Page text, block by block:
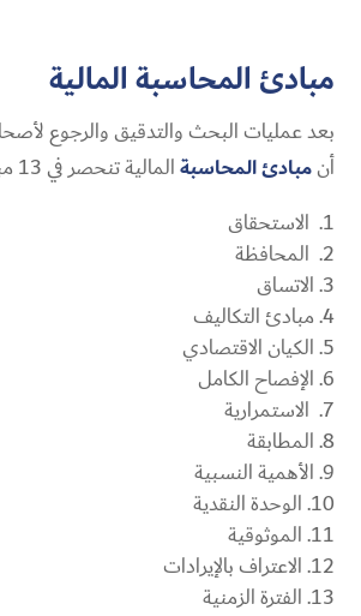
مبادئ المحاسبة المالية
بعد عمليات البحث والتدقيق والرجوع
أنمبادئ المحاسبةالمالية تنحصر في 13 مبدأ وهم:
الاستحقاق
المحافظة
الاتساق
مبادئ التكاليف
الكيان الاقتصادي
الإفصاح الكامل
الاستمرارية
المطابقة
الأهمية النسبية
الوحدة النقدية
الموثوقية
الاعتراف بالإيرادات
الفترة الزمنية